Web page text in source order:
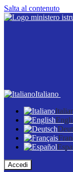
Salta al contenuto
Italiano
Accedi